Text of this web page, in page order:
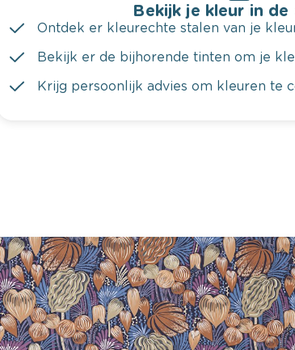
Bekijk je kleur in de
Ontdek er kleurechte stalen van je
Bekijk er de bijhorende tinten om je
Krijg persoonlijk advies om kleuren te